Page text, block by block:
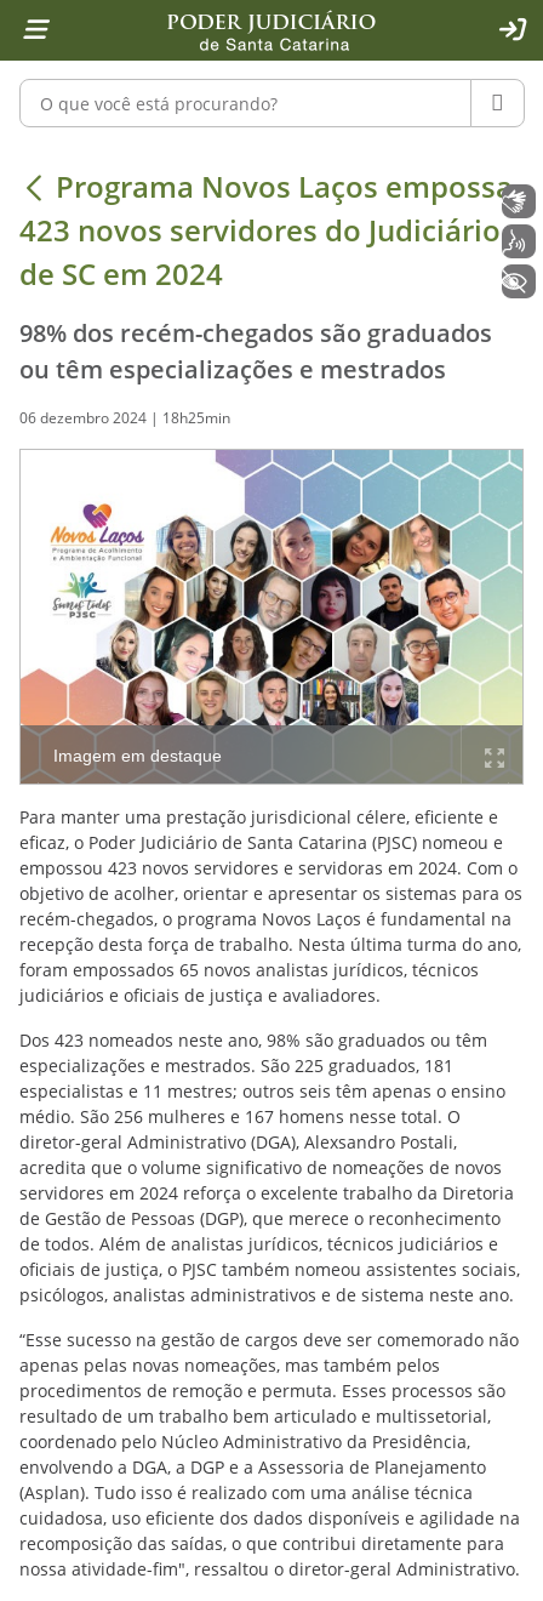
1 Ir para o conteúdo
2 Ir para a ferramenta de acessibilidade - Rybená
4 Ir para o menu principal
5 Ir para a pesquisa
6 Ir para o rodapé
7 Ir para a página inicial
Pesquisar no portal
Programa Novos Laços empossa
Programa Novos Laços empossa
423 novos servidores do Judiciário
de SC em 2024
98% dos recém-chegados são graduados
ou têm especializações e mestrados
06 dezembro 2024 | 18h25min
Imagem em destaque
Para manter uma prestação jurisdicional célere, eficiente e
eficaz, o Poder Judiciário de Santa Catarina (PJSC) nomeou e
empossou 423 novos servidores e servidoras em 2024. Com o
objetivo de acolher, orientar e apresentar os sistemas para os
recém-chegados, o programa Novos Laços é fundamental na
recepção desta força de trabalho. Nesta última turma do ano,
foram empossados 65 novos analistas jurídicos, técnicos
judiciários e oficiais de justiça e avaliadores.
Dos 423 nomeados neste ano, 98% são graduados ou têm
especializações e mestrados. São 225 graduados, 181
especialistas e 11 mestres; outros seis têm apenas o ensino
médio. São 256 mulheres e 167 homens nesse total. O
diretor-geral Administrativo (DGA), Alexsandro Postali,
acredita que o volume significativo de nomeações de novos
servidores em 2024 reforça o excelente trabalho da Diretoria
de Gestão de Pessoas (DGP), que merece o reconhecimento
de todos. Além de analistas jurídicos, técnicos judiciários e
oficiais de justiça, o PJSC também nomeou assistentes sociais,
psicólogos, analistas administrativos e de sistema neste ano.
“Esse sucesso na gestão de cargos deve ser comemorado não
apenas pelas novas nomeações, mas também pelos
procedimentos de remoção e permuta. Esses processos são
resultado de um trabalho bem articulado e multissetorial,
coordenado pelo Núcleo Administrativo da Presidência,
envolvendo a DGA, a DGP e a Assessoria de Planejamento
(Asplan). Tudo isso é realizado com uma análise técnica
cuidadosa, uso eficiente dos dados disponíveis e agilidade na
recomposição das saídas, o que contribui diretamente para
nossa atividade-fim", ressaltou o diretor-geral Administrativo.
Libras
Voz